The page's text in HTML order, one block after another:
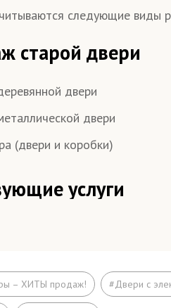
следующие виды
старой двери
двери
двери
(двери и коробки)
услуги
и
и
– ХИТЫ продаж! #Двери с